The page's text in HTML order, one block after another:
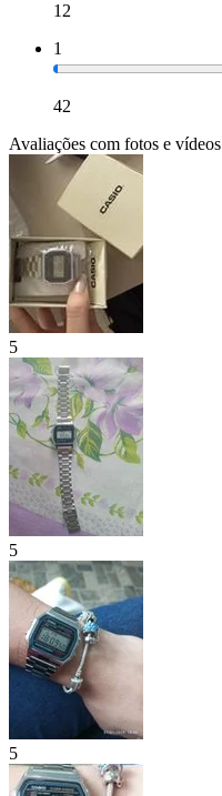
12
1
42
Avaliações com fotos e vídeos
5
5
5